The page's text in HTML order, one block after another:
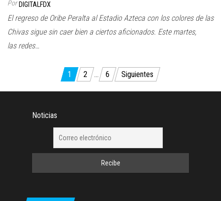
Por DIGITALFDX
El regreso de Oribe Peralta al Estadio Azteca con los colores de las
Chivas sigue sin caer bien a ciertos aficionados. Este martes,
las redes…
Paginación
de
entradas
1 2 … 6 Siguientes
Noticias